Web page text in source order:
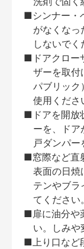
■シンナー・
がなくなっ
しないでく
■ドアクロー
ザーを取
パブリック
使用くださ
■ドアを開放
ーを、ドア
戸ダンパー
■窓際など直
表面の日焼
テンやブラ
てください。
■扉に油分や
い。しみや
■上り口など